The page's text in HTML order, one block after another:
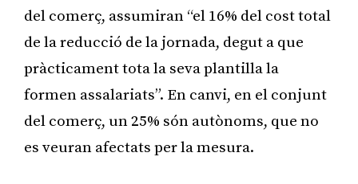
del comerç, assumiran “el 16% del cost total
de la reducció de la jornada, degut a que
pràcticament tota la seva plantilla la
formen assalariats”. En canvi, en el conjunt
del comerç, un 25% són autònoms, que no
es veuran afectats per la mesura.